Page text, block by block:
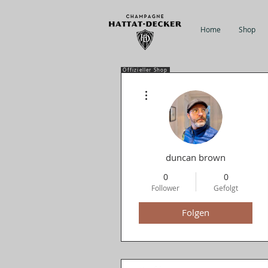
Home Shop
Offizieller Shop
duncan brown
0
Follower
0
Gefolgt
Folgen